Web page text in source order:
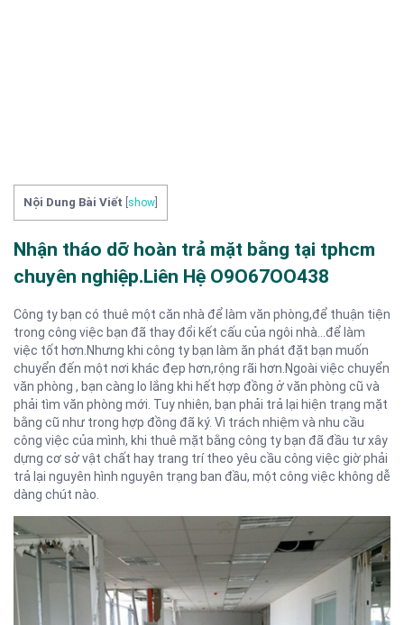
Nội Dung Bài Viết show
Nhận tháo dỡ hoàn trả mặt bằng tại tphcm
chuyên nghiệp.Liên Hệ O9O67OO438
Công ty bạn có thuê một căn nhà để làm văn phòng,để thuận tiện
trong công việc bạn đã thay đổi kết cấu của ngôi nhà…để làm
việc tốt hơn.Nhưng khi công ty bạn làm ăn phát đặt bạn muốn
chuyển đến một nơi khác đẹp hơn,rộng rãi hơn.Ngoài việc chuyển
văn phòng , bạn càng lo lắng khi hết hợp đồng ở văn phòng cũ và
phải tìm văn phòng mới. Tuy nhiên, bạn phải trả lại hiện trạng mặt
bằng cũ như trong hợp đồng đã ký. Vì trách nhiệm và nhu cầu
công việc của mình, khi thuê mặt bằng công ty bạn đã đầu tư xây
dựng cơ sở vật chất hay trang trí theo yêu cầu công việc giờ phải
trả lại nguyên hình nguyên trạng ban đầu, một công việc không dễ
dàng chút nào.